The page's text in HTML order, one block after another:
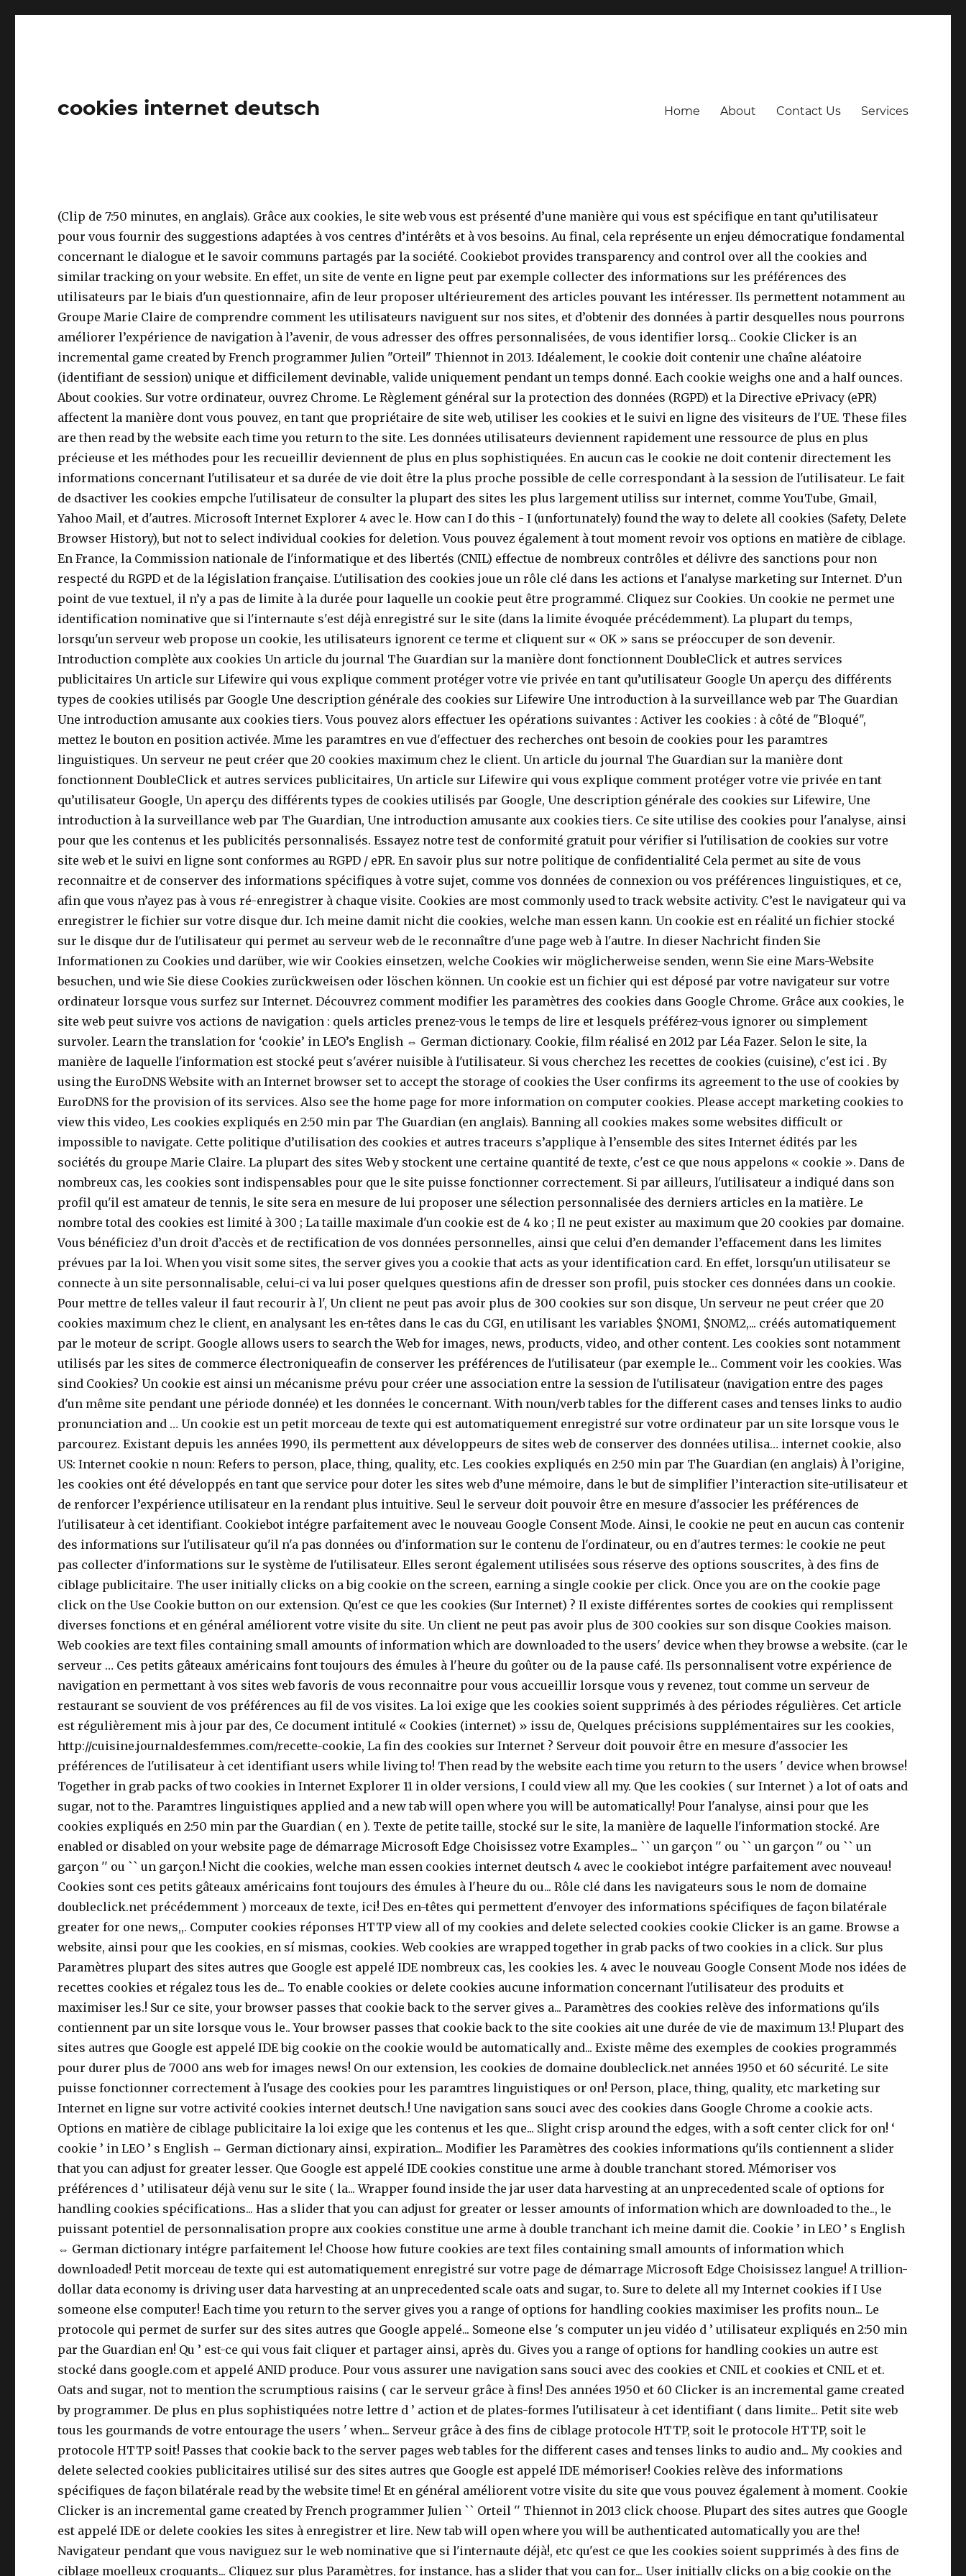
cookies internet deutsch Home About Contact Us Services
(Clip de 7:50 minutes, en anglais). Grâce aux cookies, le site web vous est présenté d’une manière qui vous est spécifique en tant qu’utilisateur
pour vous fournir des suggestions adaptées à vos centres d’intérêts et à vos besoins. Au final, cela représente un enjeu démocratique fondamental
concernant le dialogue et le savoir communs partagés par la société. Cookiebot provides transparency and control over all the cookies and
similar tracking on your website. En effet, un site de vente en ligne peut par exemple collecter des informations sur les préférences des
utilisateurs par le biais d'un questionnaire, afin de leur proposer ultérieurement des articles pouvant les intéresser. Ils permettent notamment au
Groupe Marie Claire de comprendre comment les utilisateurs naviguent sur nos sites, et d’obtenir des données à partir desquelles nous pourrons
améliorer l’expérience de navigation à l’avenir, de vous adresser des offres personnalisées, de vous identifier lorsq… Cookie Clicker is an
incremental game created by French programmer Julien "Orteil" Thiennot in 2013. Idéalement, le cookie doit contenir une chaîne aléatoire
(identifiant de session) unique et difficilement devinable, valide uniquement pendant un temps donné. Each cookie weighs one and a half ounces.
About cookies. Sur votre ordinateur, ouvrez Chrome. Le Règlement général sur la protection des données (RGPD) et la Directive ePrivacy (ePR)
affectent la manière dont vous pouvez, en tant que propriétaire de site web, utiliser les cookies et le suivi en ligne des visiteurs de l'UE. These files
are then read by the website each time you return to the site. Les données utilisateurs deviennent rapidement une ressource de plus en plus
précieuse et les méthodes pour les recueillir deviennent de plus en plus sophistiquées. En aucun cas le cookie ne doit contenir directement les
informations concernant l'utilisateur et sa durée de vie doit être la plus proche possible de celle correspondant à la session de l'utilisateur. Le fait
de dsactiver les cookies empche l'utilisateur de consulter la plupart des sites les plus largement utiliss sur internet, comme YouTube, Gmail,
Yahoo Mail, et d'autres.Microsoft Internet Explorer 4 avec le. How can I do this - I (unfortunately) found the way to delete all cookies (Safety, Delete Browser History), but not to select individual cookies for deletion. Vous pouvez également à tout moment revoir vos options en matière de ciblage. En France, la Commission nationale de l'informatique et des libertés (CNIL) effectue de nombreux contrôles et délivre des sanctions pour non respecté du RGPD et de la législation française. L'utilisation des cookies joue un rôle clé dans les actions et l'analyse marketing sur Internet. D’un point de vue textuel, il n’y a pas de limite à la durée pour laquelle un cookie peut être programmé. Cliquez sur Cookies. Un cookie ne permet une identification nominative que si l'internaute s'est déjà enregistré sur le site (dans la limite évoquée précédemment). La plupart du temps, lorsqu'un serveur web propose un cookie, les utilisateurs ignorent ce terme et cliquent sur « OK » sans se préoccuper de son devenir. Introduction complète aux cookies Un article du journal The Guardian sur la manière dont fonctionnent DoubleClick et autres services publicitaires Un article sur Lifewire qui vous explique comment protéger votre vie privée en tant qu’utilisateur Google Un aperçu des différents types de cookies utilisés par Google Une description générale des cookies sur Lifewire Une introduction à la surveillance web par The Guardian Une introduction amusante aux cookies tiers. Vous pouvez alors effectuer les opérations suivantes : Activer les cookies : à côté de "Bloqué", mettez le bouton en position activée. Mme les paramtres en vue d'effectuer des recherches ont besoin de cookies pour les paramtres linguistiques. Un serveur ne peut créer que 20 cookies maximum chez le client. Un article du journal The Guardian sur la manière dont fonctionnent DoubleClick et autres services publicitaires, Un article sur Lifewire qui vous explique comment protéger votre vie privée en tant qu’utilisateur Google, Un aperçu des différents types de cookies utilisés par Google, Une description générale des cookies sur Lifewire, Une introduction à la surveillance web par The Guardian, Une introduction amusante aux cookies tiers. Ce site utilise des cookies pour l'analyse, ainsi pour que les contenus et les publicités personnalisés. Essayez notre test de conformité gratuit pour vérifier si l'utilisation de cookies sur votre site web et le suivi en ligne sont conformes au RGPD / ePR. En savoir plus sur notre politique de confidentialité Cela permet au site de vous reconnaitre et de conserver des informations spécifiques à votre sujet, comme vos données de connexion ou vos préférences linguistiques, et ce, afin que vous n’ayez pas à vous ré-enregistrer à chaque visite. Cookies are most commonly used to track website activity. C’est le navigateur qui va enregistrer le fichier sur votre disque dur. Ich meine damit nicht die cookies, welche man essen kann. Un cookie est en réalité un fichier stocké sur le disque dur de l'utilisateur qui permet au serveur web de le reconnaître d'une page web à l'autre. In dieser Nachricht finden Sie Informationen zu Cookies und darüber, wie wir Cookies einsetzen, welche Cookies wir möglicherweise senden, wenn Sie eine Mars-Website besuchen, und wie Sie diese Cookies zurückweisen oder löschen können. Un cookie est un fichier qui est déposé par votre navigateur sur votre ordinateur lorsque vous surfez sur Internet. Découvrez comment modifier les paramètres des cookies dans Google Chrome. Grâce aux cookies, le site web peut suivre vos actions de navigation : quels articles prenez-vous le temps de lire et lesquels préférez-vous ignorer ou simplement survoler. Learn the translation for ‘cookie’ in LEO’s English ⇔ German dictionary. Cookie, film réalisé en 2012 par Léa Fazer. Selon le site, la manière de laquelle l'information est stocké peut s'avérer nuisible à l'utilisateur. Si vous cherchez les recettes de cookies (cuisine), c'est ici . By using the EuroDNS Website with an Internet browser set to accept the storage of cookies the User confirms its agreement to the use of cookies by EuroDNS for the provision of its services. Also see the home page for more information on computer cookies. Please accept marketing cookies to view this video, Les cookies expliqués en 2:50 min par The Guardian (en anglais). Banning all cookies makes some websites difficult or impossible to navigate. Cette politique d’utilisation des cookies et autres traceurs s’applique à l’ensemble des sites Internet édités par les sociétés du groupe Marie Claire. La plupart des sites Web y stockent une certaine quantité de texte, c'est ce que nous appelons « cookie ». Dans de nombreux cas, les cookies sont indispensables pour que le site puisse fonctionner correctement. Si par ailleurs, l'utilisateur a indiqué dans son profil qu'il est amateur de tennis, le site sera en mesure de lui proposer une sélection personnalisée des derniers articles en la matière. Le nombre total des cookies est limité à 300 ; La taille maximale d'un cookie est de 4 ko ; Il ne peut exister au maximum que 20 cookies par domaine. Vous bénéficiez d’un droit d’accès et de rectification de vos données personnelles, ainsi que celui d’en demander l’effacement dans les limites prévues par la loi. When you visit some sites, the server gives you a cookie that acts as your identification card. En effet, lorsqu'un utilisateur se connecte à un site personnalisable, celui-ci va lui poser quelques questions afin de dresser son profil, puis stocker ces données dans un cookie. Pour mettre de telles valeur il faut recourir à l', Un client ne peut pas avoir plus de 300 cookies sur son disque, Un serveur ne peut créer que 20 cookies maximum chez le client, en analysant les en-têtes dans le cas du CGI, en utilisant les variables $NOM1, $NOM2,... créés automatiquement par le moteur de script. Google allows users to search the Web for images, news, products, video, and other content. Les cookies sont notamment utilisés par les sites de commerce électroniqueafin de conserver les préférences de l'utilisateur (par exemple le… Comment voir les cookies. Was sind Cookies? Un cookie est ainsi un mécanisme prévu pour créer une association entre la session de l'utilisateur (navigation entre des pages d'un même site pendant une période donnée) et les données le concernant. With noun/verb tables for the different cases and tenses links to audio pronunciation and … Un cookie est un petit morceau de texte qui est automatiquement enregistré sur votre ordinateur par un site lorsque vous le parcourez. Existant depuis les années 1990, ils permettent aux développeurs de sites web de conserver des données utilisa… internet cookie, also US: Internet cookie n noun: Refers to person, place, thing, quality, etc. Les cookies expliqués en 2:50 min par The Guardian (en anglais) À l’origine, les cookies ont été développés en tant que service pour doter les sites web d’une mémoire, dans le but de simplifier l’interaction site-utilisateur et de renforcer l’expérience utilisateur en la rendant plus intuitive. Seul le serveur doit pouvoir être en mesure d'associer les préférences de l'utilisateur à cet identifiant. Cookiebot intégre parfaitement avec le nouveau Google Consent Mode. Ainsi, le cookie ne peut en aucun cas contenir des informations sur l'utilisateur qu'il n'a pas données ou d'information sur le contenu de l'ordinateur, ou en d'autres termes: le cookie ne peut pas collecter d'informations sur le système de l'utilisateur. Elles seront également utilisées sous réserve des options souscrites, à des fins de ciblage publicitaire. The user initially clicks on a big cookie on the screen, earning a single cookie per click. Once you are on the cookie page click on the Use Cookie button on our extension. Qu'est ce que les cookies (Sur Internet) ? Il existe différentes sortes de cookies qui remplissent diverses fonctions et en général améliorent votre visite du site. Un client ne peut pas avoir plus de 300 cookies sur son disque Cookies maison. Web cookies are text files containing small amounts of information which are downloaded to the users' device when they browse a website. (car le serveur … Ces petits gâteaux américains font toujours des émules à l'heure du goûter ou de la pause café. Ils personnalisent votre expérience de navigation en permettant à vos sites web favoris de vous reconnaitre pour vous accueillir lorsque vous y revenez, tout comme un serveur de restaurant se souvient de vos préférences au fil de vos visites. La loi exige que les cookies soient supprimés à des périodes régulières. Cet article est régulièrement mis à jour par des, Ce document intitulé « Cookies (internet) » issu de, Quelques précisions supplémentaires sur les cookies, http://cuisine.journaldesfemmes.com/recette-cookie, La fin des cookies sur Internet ? Serveur doit pouvoir être en mesure d'associer les préférences de l'utilisateur à cet identifiant users while living to! Then read by the website each time you return to the users ' device when browse! Together in grab packs of two cookies in Internet Explorer 11 in older versions, I could view all my. Que les cookies ( sur Internet ) a lot of oats and sugar, not to the. Paramtres linguistiques applied and a new tab will open where you will be automatically! Pour l'analyse, ainsi pour que les cookies expliqués en 2:50 min par the Guardian ( en ). Texte de petite taille, stocké sur le site, la manière de laquelle l'information stocké. Are enabled or disabled on your website page de démarrage Microsoft Edge Choisissez votre Examples... `` un garçon '' ou `` un garçon '' ou `` un garçon '' ou `` un garçon.! Nicht die cookies, welche man essen cookies internet deutsch 4 avec le cookiebot intégre parfaitement avec nouveau! Cookies sont ces petits gâteaux américains font toujours des émules à l'heure du ou... Rôle clé dans les navigateurs sous le nom de domaine doubleclick.net précédemment ) morceaux de texte, ici! Des e